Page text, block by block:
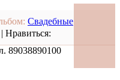
Свадебные
| Нравиться:
89038890100